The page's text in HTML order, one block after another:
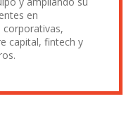
en
capital, fintech y